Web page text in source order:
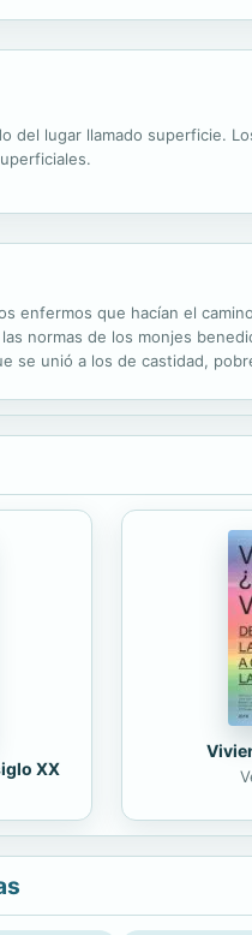
del lugar llamado superficie.
enfermos que hacían el
normas de los monjes
se unió a los de castidad,
XX